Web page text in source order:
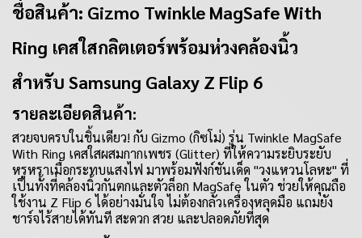
ชื่อสินค้า: Gizmo Twinkle MagSafe With
Ring เคสใสกลิตเตอร์พร้อมห่วงคล้องนิ้ว
สำหรับ Samsung Galaxy Z Flip 6
รายละเอียดสินค้า:
สวยจบครบในชิ้นเดียว! กับ Gizmo (กิซโม่) รุ่น Twinkle MagSafe
With Ring เคสใสผสมกากเพชร (Glitter) ที่ให้ความระยิบระยับ
หรูหราเมื่อกระทบแสงไฟ มาพร้อมฟังก์ชันเด็ด "วงแหวนโลหะ" ที่
เป็นทั้งที่คล้องนิ้วกันตกและตัวล็อก MagSafe ในตัว ช่วยให้คุณถือ
ใช้งาน Z Flip 6 ได้อย่างมั่นใจ ไม่ต้องกลัวเครื่องหลุดมือ แถมยัง
ชาร์จไร้สายได้ทันที สะดวก สวย และปลอดภัยที่สุด